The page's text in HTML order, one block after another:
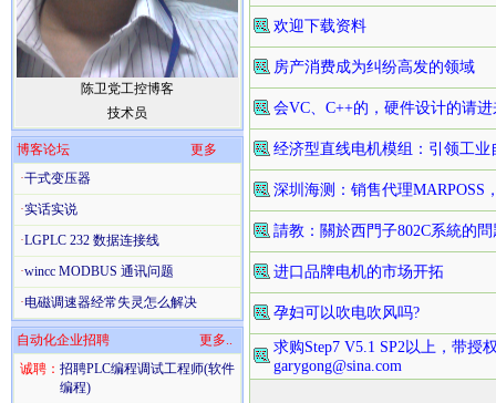
陈卫党工控博客
技术员
博客论坛
更多
·干式变压器
·实话实说
·LGPLC 232 数据连接线
·wincc MODBUS 通讯问题
·电磁调速器经常失灵怎么解决
自动化企业招聘
更多..
诚聘： 招聘PLC编程调试工程师(软件
编程)
欢迎下载资料
房产消费成为纠纷高发的领域
会VC、C++的，硬件设计的请进
经济型直线电机模组：引领工
深圳海测：销售代理MARPOSS
請教：關於西門子802C系統的問
进口品牌电机的市场开拓
孕妇可以吹电吹风吗?
求购Step7 V5.1 SP2以上，带授
garygong@sina.com